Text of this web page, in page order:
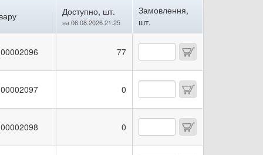
Доступно, шт.
на 06.08.2026 21:25
Замовлення,
шт.
77
0
0